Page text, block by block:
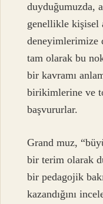
duyduğumuzda,
genellikle kişisel
deneyimlerimize
tam olarak bu
bir kavramı
birikimlerine ve
başvururlar.
Grand muz,
bir terim olarak
bir pedagojik
kazandığını